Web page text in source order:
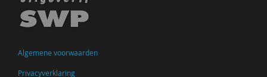
Algemene voorwaarden
Privacyverklaring